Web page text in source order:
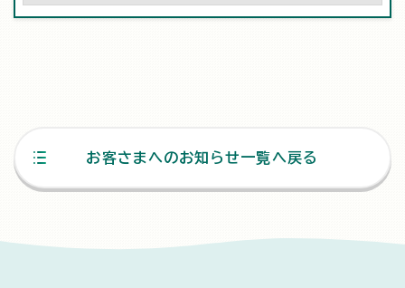
お客さまへのお知らせ一覧へ戻る